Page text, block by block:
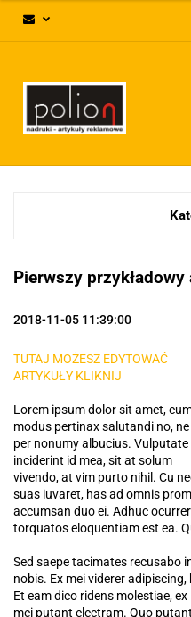
Pierwszy
2018-11-05 11:39:00
TUTAJ MOŻESZ EDYTOWAĆ
ARTYKUŁY KLIKNIJ
Lorem ipsum dolor sit amet,
modus pertinax salutandi no, ne
per nonumy albucius. Vulputate
inciderint id mea, sit at solum
vivendo, at vim purto nihil. Cu
suas iuvaret, has ad omnis
accumsan duo ei. Adhuc
torquatos eloquentiam est ea.
Sed saepe tacimates recusabo
nobis. Ex mei viderer
Et eam dico ridens molestiae,
mei putant electram. Quo